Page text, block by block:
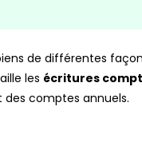
de différentes
les écritures
des comptes annuels.